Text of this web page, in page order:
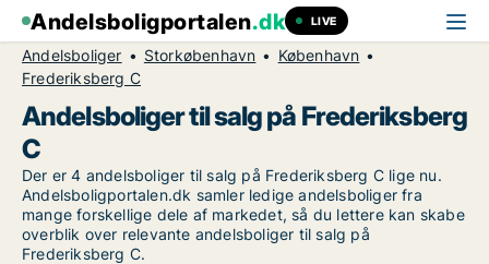
Andelsboligportalen.dk LIVE
Andelsboliger Storkøbenhavn
København
Frederiksberg C
Andelsboliger til salg på Frederiksberg
C
Der er 4 andelsboliger til salg på Frederiksberg C lige nu.
Andelsboligportalen.dk samler ledige andelsboliger fra
mange forskellige dele af markedet, så du lettere kan skabe
overblik over relevante andelsboliger til salg på
Frederiksberg C.